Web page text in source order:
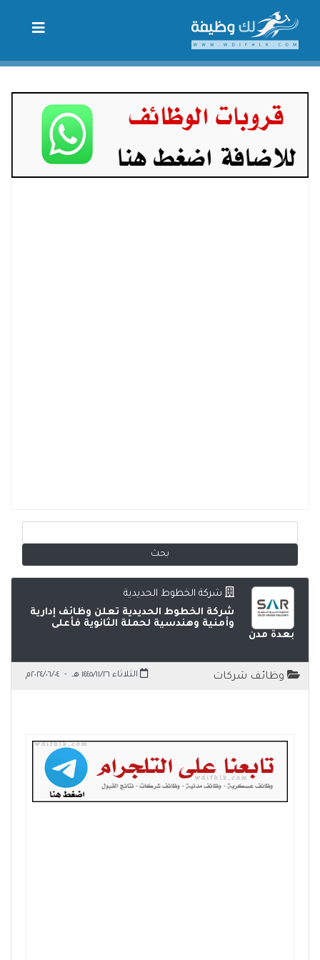
شركة الخطوط الحديدية
شركة الخطوط الحديدية تعلن وظائف إدارية
وأمنية وهندسية لحملة الثانوية فأعلى
بعدة مدن
وظائف شركات الثلاثاء ١٤٤٥/١١/٢٦ هـ - ٢٠٢٤/٠٦/٠٤م